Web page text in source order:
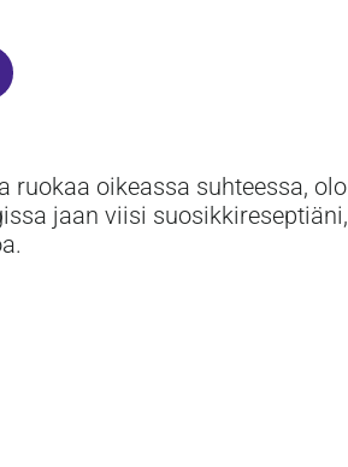
oikeassa suhteessa,
jaan viisi